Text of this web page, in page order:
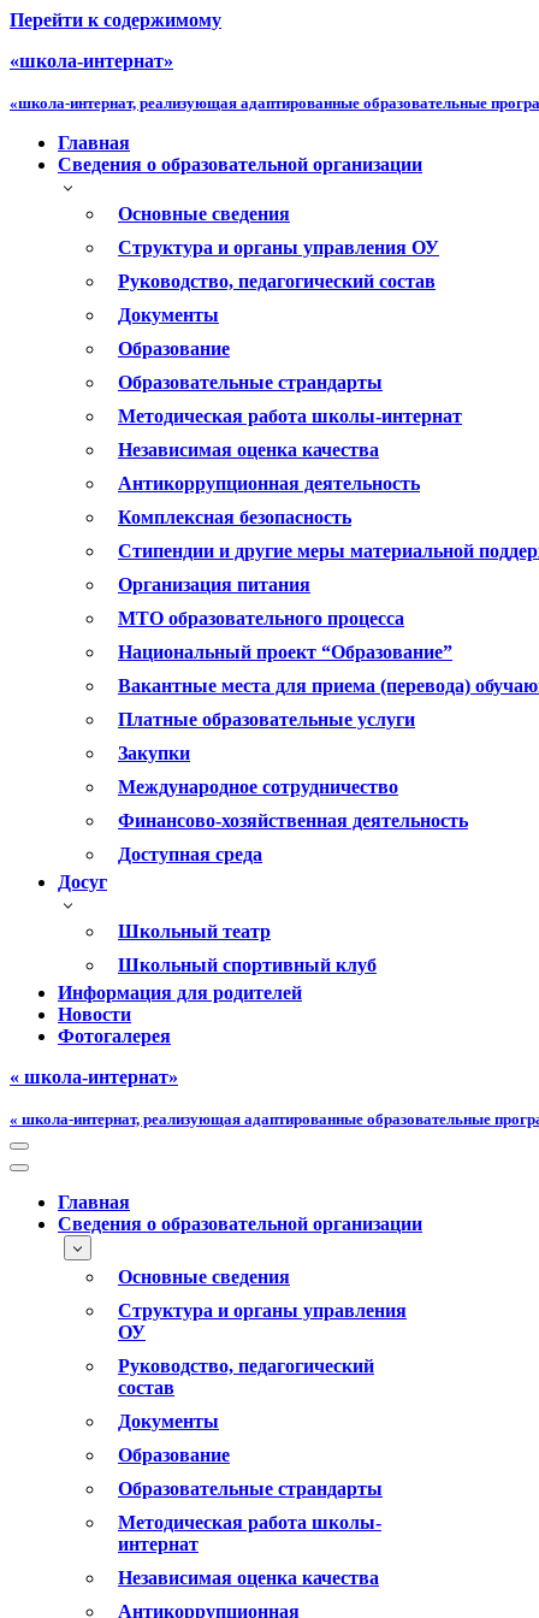
Перейти к содержимому
«школа-интернат»
«школа-интернат, реализующая адаптированные образовательные
Главная
Сведения о образовательной организации
Основные сведения
Структура и органы управления ОУ
Руководство, педагогический состав
Документы
Образование
Образовательные страндарты
Методическая работа школы-интернат
Независимая оценка качества
Антикоррупционная деятельность
Комплексная безопасность
Стипендии и другие меры материальной
Организация питания
МТО образовательного процесса
Национальный проект “Образование”
Вакантные места для приема (перевода)
Платные образовательные услуги
Закупки
Международное сотрудничество
Финансово-хозяйственная деятельность
Доступная среда
Досуг
Школьный театр
Школьный спортивный клуб
Информация для родителей
Новости
Фотогалерея
« школа-интернат»
« школа-интернат, реализующая адаптированные образовательные
Меню
навигации
Меню
навигацииГлавная
Сведения о образовательной организации
Основные сведения
Структура и органы управления
ОУ
Руководство, педагогический
состав
Документы
Образование
Образовательные страндарты
Методическая работа школы-
интернат
Независимая оценка качества
Антикоррупционная